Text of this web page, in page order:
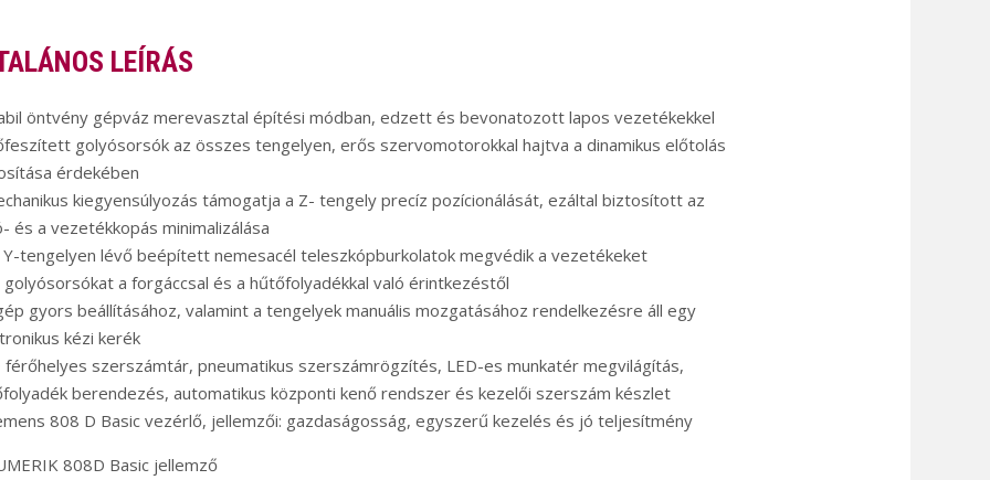
LEÍRÁS
öntvény gépváz merevasztal építési módban, edzett és bevonatozott lapos vezetékekkel
golyósorsók az összes tengelyen, erős szervomotorokkal hajtva a dinamikus előtolás
érdekében
kiegyensúlyozás támogatja a Z- tengely precíz pozícionálását, ezáltal biztosított az
és a vezetékkopás minimalizálása
Y-tengelyen lévő beépített nemesacél teleszkópburkolatok megvédik a vezetékeket
golyósorsókat a forgáccsal és a hűtőfolyadékkal való érintkezéstől
gyors beállításához, valamint a tengelyek manuális mozgatásához rendelkezésre áll egy
kézi kerék
férőhelyes szerszámtár, pneumatikus szerszámrögzítés, LED-es munkatér megvilágítás,
berendezés, automatikus központi kenő rendszer és kezelői szerszám készlet
808 D Basic vezérlő, jellemzői: gazdaságosság, egyszerű kezelés és jó teljesítmény
808D Basic jellemző